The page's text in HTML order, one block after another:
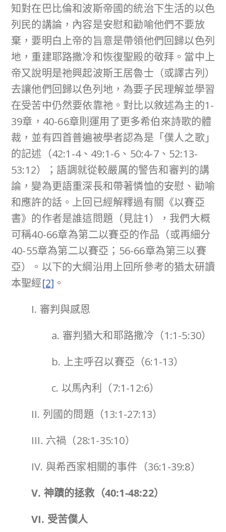
知對在巴比倫和波斯帝國的統治下生活的以色
列民的講論，內容是安慰和勸喻他們不要放
棄，要明白上帝的旨意是帶領他們回歸以色列
地，重建耶路撒冷和恢復聖殿的敬拜。當中上
帝又說明是祂興起波斯王居魯士（或譯古列）
去讓他們回歸以色列地，為要子民理解並學習
在受苦中仍然要依靠祂。對比以敘述為主的1-
39章，40-66章則運用了更多希伯來詩歌的體
裁，並有四首普遍被學者認為是「僕人之歌」
的記述（42:1-4、49:1-6、50:4-7、52:13-
53:12）；語調就從較嚴厲的警告和審判的講
論，變為更語重深長和帶著憐恤的安慰、勸喻
和應許的話。上回已經解釋過有關《以賽亞
書》的作者是誰這問題（見註1），我們大概
可稱40-66章為第二以賽亞的作品（或再細分
40-55章為第二以賽亞；56-66章為第三以賽
亞）。以下的大綱沿用上回所參考的猶太研讀
本聖經[2] 。
I. 審判與感恩
a. 審判猶大和耶路撒冷（1:1-5:30）
b. 上主呼召以賽亞（6:1-13）
c. 以馬內利（7:1-12:6）
II. 列國的問題（13:1-27:13）
III. 六禍（28:1-35:10）
IV. 與希西家相關的事件（36:1-39:8）
V. 神蹟的拯救（40:1-48:22）
VI. 受苦僕人